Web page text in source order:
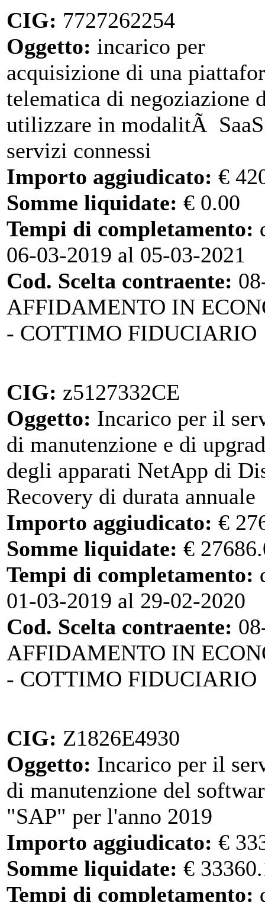
CIG: 7727262254
Oggetto: incarico per
acquisizione di una
telematica di negoziazione
utilizzare in modalitÃ
servizi connessi
Importo aggiudicato: €
Somme liquidate: € 0.00
Tempi di completamento:
06-03-2019 al 05-03-2021
Cod. Scelta contraente:
AFFIDAMENTO IN
- COTTIMO FIDUCIARIO
CIG: z5127332CE
Oggetto: Incarico per il
di manutenzione e di
degli apparati NetApp di
Recovery di durata annuale
Importo aggiudicato: €
Somme liquidate: €
Tempi di completamento:
01-03-2019 al 29-02-2020
Cod. Scelta contraente:
AFFIDAMENTO IN
- COTTIMO FIDUCIARIO
CIG: Z1826E4930
Oggetto: Incarico per il
di manutenzione del
"SAP" per l'anno 2019
Importo aggiudicato: €
Somme liquidate: €
Tempi di completamento: